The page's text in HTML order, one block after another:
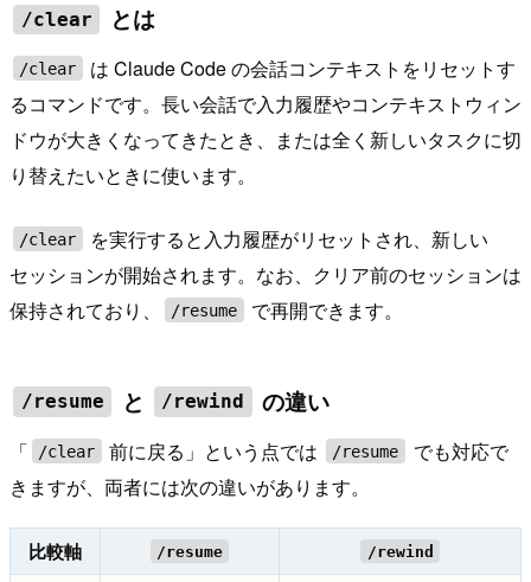
/clear とは
/clear
は Claude Code の会話コンテキストをリセットす
るコマンドです。長い会話で入力履歴やコンテキストウィン
ドウが大きくなってきたとき、または全く新しいタスクに切
り替えたいときに使います。
/clear
を実行すると入力履歴がリセットされ、新しい
セッションが開始されます。なお、クリア前のセッションは
保持されており、
/resume で再開できます。
/resume と /rewind の違い
「 /clear 前に戻る」という点では /resume
でも対応で
きますが、両者には次の違いがあります。
比較軸 /resume /rewind